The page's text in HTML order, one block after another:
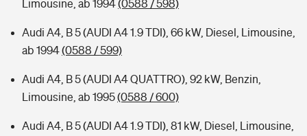
Limousine, ab 1994(0588 / 598)
Audi A4, B 5 (AUDI A4 1.9 TDI), 66 kW, Diesel, Limousine,
ab 1994(0588 / 599)
Audi A4, B 5 (AUDI A4 QUATTRO), 92 kW, Benzin,
Limousine, ab 1995(0588 / 600)
Audi A4, B 5 (AUDI A4 1.9 TDI), 81 kW, Diesel, Limousine,